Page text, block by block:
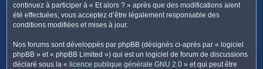
continuez à participer à « Et alors ? » après que des modifications aient
été effectuées, vous acceptez d’être légalement responsable des
conditions modifiées et mises à jour.
Nos forums sont développés par phpBB (désignés ci-après par « logiciel
phpBB » et « phpBB Limited ») qui est un logiciel de forum de discussions
déclaré sous la « licence publique générale GNU 2.0 » et qui peut être